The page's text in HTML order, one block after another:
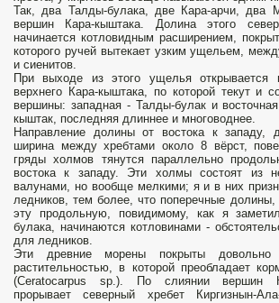
Так, два Талды-булака, две Кара-арчи, два
вершин Кара-кыштака. Долина этого
начинается котловидным расширением,
которого ручей вытекает узким ущельем,
и сиенитов.
При выходе из этого ущелья открывается
верхнего Кара-кыштака, по которой текут и
вершины: западная - Талды-булак и
кыштак, последняя длиннее и многоводнее.
Направление долины от востока к западу,
ширина между хребтами около 8 вёрст,
гряды холмов тянутся параллельно
востока к западу. Эти холмы состоят из
валунами, но вообще мелкими; я и в них
ледников, тем более, что поперечные
эту продольную, повидимому, как я
булака, начинаются котловинами -
для ледников.
Эти древние морены покрыты довольно
растительностью, в которой преобладает
(Ceratocarpus sp.). По слиянии вершин
прорывает северный хребет Киргизнын-